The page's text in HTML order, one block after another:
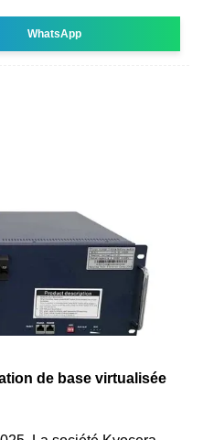
WhatsApp
de base virtualisée